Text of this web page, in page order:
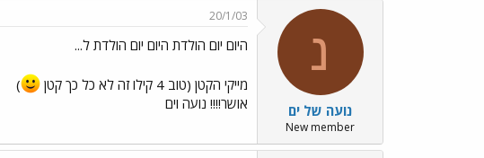
נ
נועה של ים
New member
20/1/03
היום יום הולדת היום יום הולדת ל...
מייקי הקטן (טוב 4 קילו זה לא כל כך קטן )
אושר!!!! נועה וים